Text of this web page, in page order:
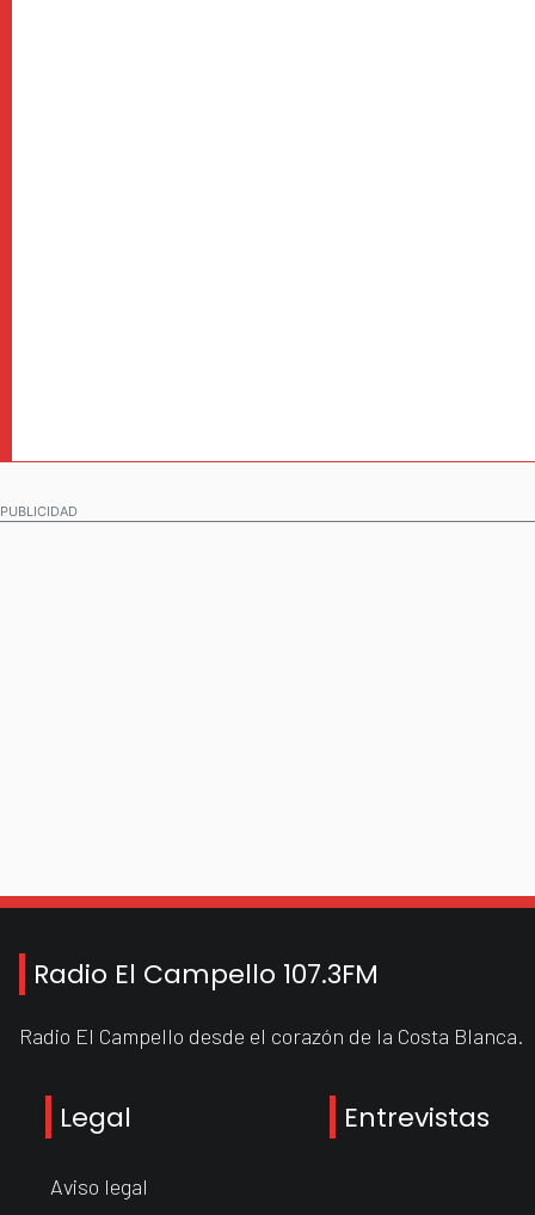
PUBLICIDAD
Radio El Campello 107.3FM
Radio El Campello desde el corazón de la Costa Blanca.
Legal
Aviso legal
Entrevistas